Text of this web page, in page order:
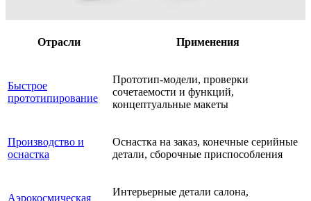
Отрасли Применения
Быстрое
прототипирование
Прототип-модели, проверки
сочетаемости и функций,
концептуальные макеты
Производство и
оснастка
Оснастка на заказ, конечные серийные
детали, сборочные приспособления
Аэрокосмическая
Интерьерные детали салона,